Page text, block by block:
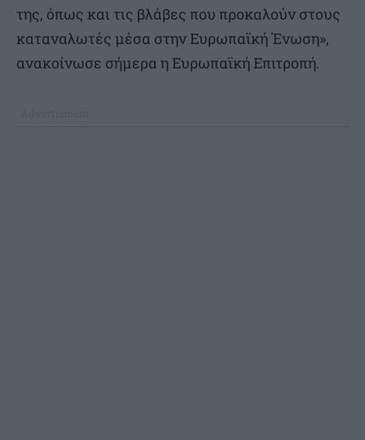
της, όπως και τις βλάβες που προκαλούν στους
καταναλωτές μέσα στην Ευρωπαϊκή Ένωση»,
ανακοίνωσε σήμερα η Ευρωπαϊκή Επιτροπή.